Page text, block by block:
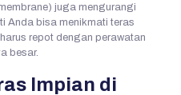
juga mengurangi
Anda bisa menikmati teras
repot dengan perawatan
besar.
Impian di